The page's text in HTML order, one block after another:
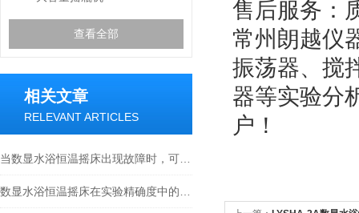
查看全部
相关文章
RELEVANT ARTICLES
售后服务：
常州朗越仪
振荡器、搅
器等实验分
户！